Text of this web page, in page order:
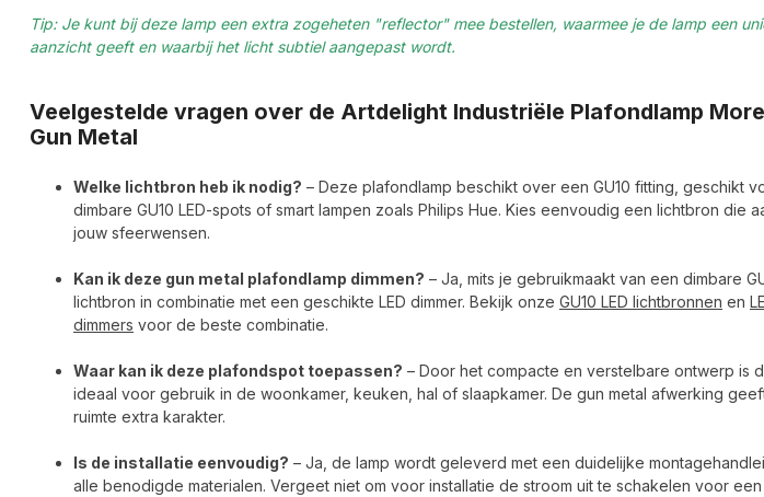
Tip: Je kunt bij deze lamp een extra zogeheten "reflector" mee bestellen, waarmee je de lamp een
aanzicht geeft en waarbij het licht subtiel aangepast wordt.
Veelgestelde vragen over de Artdelight Industriële Plafondlamp
Gun Metal
Welke lichtbron heb ik nodig? – Deze plafondlamp beschikt over een GU10 fitting, geschikt
dimbare GU10 LED-spots of smart lampen zoals Philips Hue. Kies eenvoudig een lichtbron die
jouw sfeerwensen.
Kan ik deze gun metal plafondlamp dimmen? – Ja, mits je gebruikmaakt van een dimbare
lichtbron in combinatie met een geschikte LED dimmer. Bekijk onze GU10 LED lichtbronnen en
dimmers voor de beste combinatie.
Waar kan ik deze plafondspot toepassen? – Door het compacte en verstelbare ontwerp is
ideaal voor gebruik in de woonkamer, keuken, hal of slaapkamer. De gun metal afwerking
ruimte extra karakter.
Is de installatie eenvoudig? – Ja, de lamp wordt geleverd met een duidelijke
alle benodigde materialen. Vergeet niet om voor installatie de stroom uit te schakelen voor